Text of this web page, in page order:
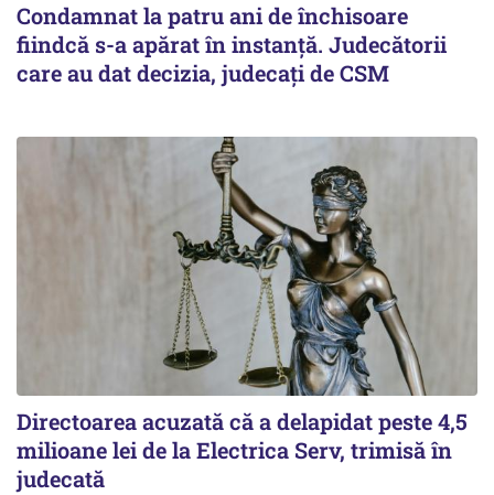
Condamnat la patru ani de închisoare
fiindcă s-a apărat în instanță. Judecătorii
care au dat decizia, judecați de CSM
Directoarea acuzată că a delapidat peste 4,5
milioane lei de la Electrica Serv, trimisă în
judecată